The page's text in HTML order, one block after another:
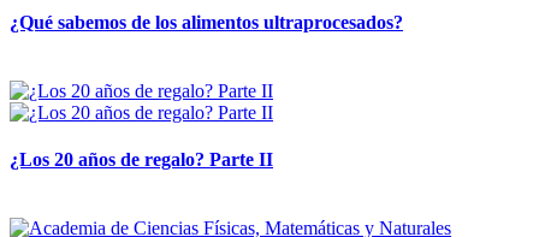
¿Qué sabemos de los alimentos ultraprocesados?
¿Los 20 años de regalo? Parte II